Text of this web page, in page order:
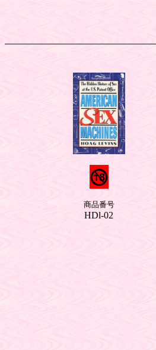
商品番号
HDl-02